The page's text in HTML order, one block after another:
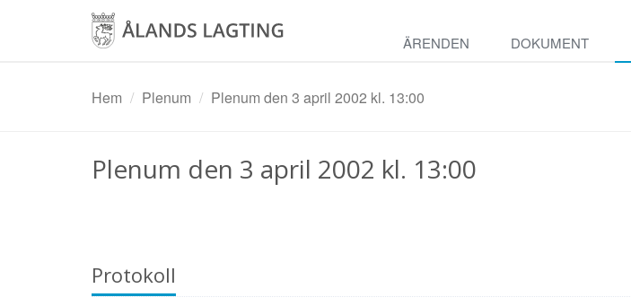
ÄRENDEN DOKUMENT
Hem Plenum Plenum den 3 april 2002 kl. 13:00
Plenum den 3 april 2002 kl. 13:00
Protokoll